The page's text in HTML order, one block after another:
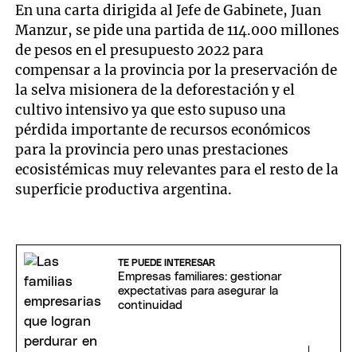
En una carta dirigida al Jefe de Gabinete, Juan
Manzur, se pide una partida de 114.000 millones
de pesos en el presupuesto 2022 para
compensar a la provincia por la preservación de
la selva misionera de la deforestación y el
cultivo intensivo ya que esto supuso una
pérdida importante de recursos económicos
para la provincia pero unas prestaciones
ecosistémicas muy relevantes para el resto de la
superficie productiva argentina.
TE PUEDE INTERESAR
Empresas familiares: gestionar
expectativas para asegurar la
continuidad